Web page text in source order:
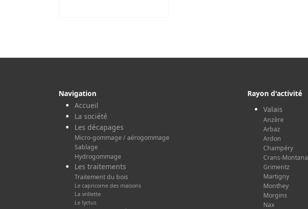
Navigation
Accueil
La société
Les décapages
Micro-gommage / aérogommage
Sablage
Hydrogommage
Les traitements
Traitement du bois
Le capricorne des maisons
La vrillette
Le lyctus
Rayon d'activité
Valais
Anzère
Arbaz
Ardon
Champéry
Crans-Montana
Grimentz
Martigny
Monthey
Morgins
Nax